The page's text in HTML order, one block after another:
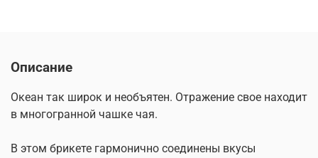
Описание
Океан так широк и необъятен. Отражение свое находит
в многогранной чашке чая.
В этом брикете гармонично соединены вкусы